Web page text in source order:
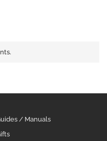
/ Manuals